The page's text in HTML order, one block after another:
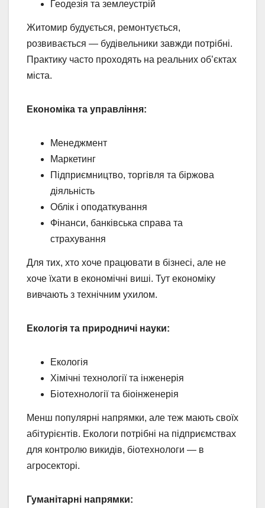
Геодезія та землеустрій
Житомир будується, ремонтується,
розвивається — будівельники завжди потрібні.
Практику часто проходять на реальних об’єктах
міста.
Економіка та управління:
Менеджмент
Маркетинг
Підприємництво, торгівля та біржова
діяльність
Облік і оподаткування
Фінанси, банківська справа та
страхування
Для тих, хто хоче працювати в бізнесі, але не
хоче їхати в економічні виші. Тут економіку
вивчають з технічним ухилом.
Екологія та природничі науки:
Екологія
Хімічні технології та інженерія
Біотехнології та біоінженерія
Менш популярні напрямки, але теж мають своїх
абітурієнтів. Екологи потрібні на підприємствах
для контролю викидів, біотехнологи — в
агросекторі.
Гуманітарні напрямки: